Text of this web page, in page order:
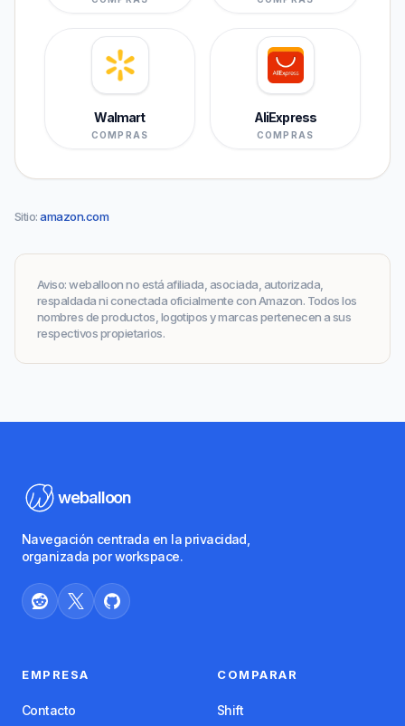
Walmart
COMPRAS
AliExpress
COMPRAS
Sitio:amazon.com
Aviso:weballoon no está afiliada, asociada, autorizada,
respaldada ni conectada oficialmente con Amazon. Todos los
nombres de productos, logotipos y marcas pertenecen a sus
respectivos propietarios.
weballoon
Navegación centrada en la privacidad,
organizada por workspace.
EMPRESA
Contacto
COMPARAR
Shift